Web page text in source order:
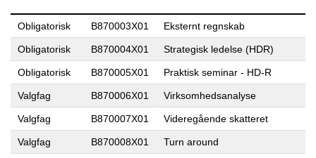
Obligatorisk B870003X01 Eksternt regnskab
Obligatorisk B870004X01 Strategisk ledelse (HDR)
Obligatorisk B870005X01 Praktisk seminar - HD-R
Valgfag B870006X01 Virksomhedsanalyse
Valgfag B870007X01 Videregående skatteret
Valgfag B870008X01 Turn around